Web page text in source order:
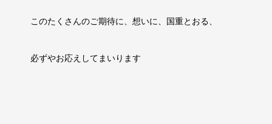
このたくさんのご期待に、想いに、国重とおる、
必ずやお応えしてまいります